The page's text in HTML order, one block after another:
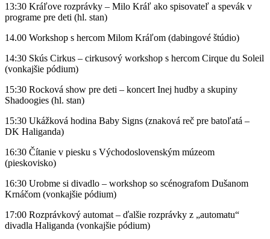
13:30 Kráľove rozprávky – Milo Kráľ ako spisovateľ a spevák v
programe pre deti (hl. stan)
14.00 Workshop s hercom Milom Kráľom (dabingové štúdio)
14:30 Skús Cirkus – cirkusový workshop s hercom Cirque du Soleil
(vonkajšie pódium)
15:30 Rocková show pre deti – koncert Inej hudby a skupiny
Shadoogies (hl. stan)
15:30 Ukážková hodina Baby Signs (znaková reč pre batoľatá –
DK Haliganda)
16:30 Čítanie v piesku s Východoslovenským múzeom
(pieskovisko)
16:30 Urobme si divadlo – workshop so scénografom Dušanom
Krnáčom (vonkajšie pódium)
17:00 Rozprávkový automat – ďalšie rozprávky z „automatu“
divadla Haliganda (vonkajšie pódium)